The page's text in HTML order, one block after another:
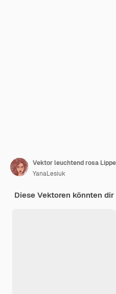
YanaLesiuk
Diese Vektoren könnten